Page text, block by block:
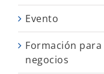
Evento
Formación
negocios